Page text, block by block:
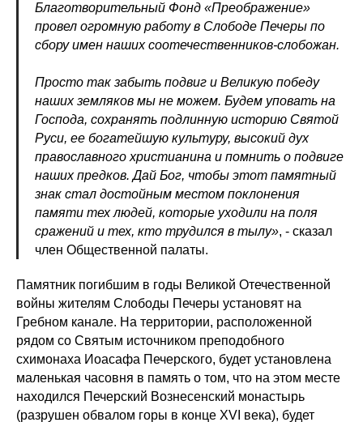
Благотворительный Фонд «Преображение»
провел огромную работу в Слободе Печеры по
сбору имен наших соотечественников-слобожан.
Просто так забыть подвиг и Великую победу
наших земляков мы не можем. Будем уповать на
Господа, сохранять подлинную историю Святой
Руси, ее богатейшую культуру, высокий дух
православного христианина и помнить о подвиге
наших предков. Дай Бог, чтобы этот памятный
знак стал достойным местом поклонения
памяти тех людей, которые уходили на поля
сражений и тех, кто трудился в тылу», - сказал
член Общественной палаты.
Памятник погибшим в годы Великой Отечественной
войны жителям Слободы Печеры установят на
Гребном канале. На территории, расположенной
рядом со Святым источником преподобного
схимонаха Иоасафа Печерского, будет установлена
маленькая часовня в память о том, что на этом месте
находился Печерский Вознесенский монастырь
(разрушен обвалом горы в конце XVI века), будет